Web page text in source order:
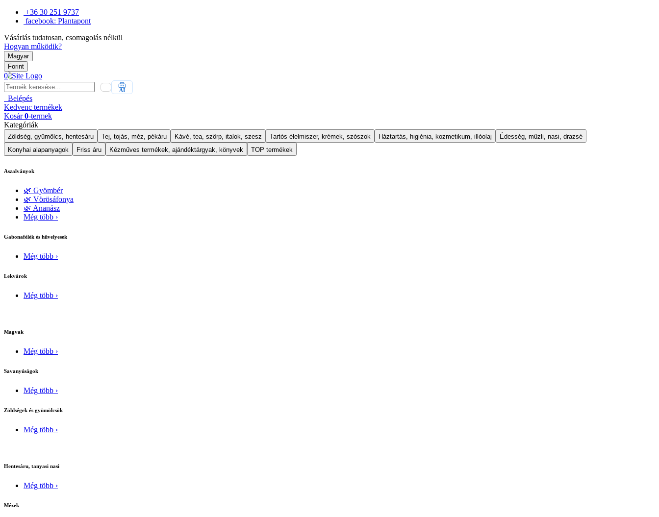
+36 30 251 9737
facebook: Plantapont
Vásárlás tudatosan, csomagolás nélkül
Hogyan működik?
Magyar
Forint
0
AI
Belépés
Kedvenc termékek
Kosár 0-termek
Kategóriák
Zöldség, gyümölcs, hentesáru Tej, tojás, méz, pékáru Kávé, tea, szörp, italok, szesz Tartós élelmiszer, krémek, szószok Háztartás, higiénia, kozmetikum, illóolaj
Édesség, müzli, nasi, drazsé
Konyhai alapanyagok
Friss áru Kézműves termékek, ajándéktárgyak, könyvek TOP termékek
Aszalványok
🌿 Gyömbér
🌿 Vörösáfonya
🌿 Ananász
Még több ›
Gabonafélék és hüvelyesek
Még több ›
Lekvárok
Még több ›
Magvak
Még több ›
Savanyúságok
Még több ›
Zöldségek és gyümölcsök
Még több ›
Hentesáru, tanyasi nasi
Még több ›
Mézek